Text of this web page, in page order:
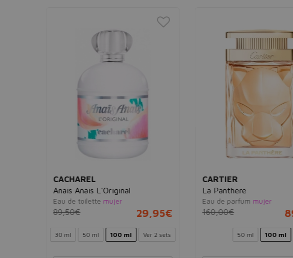
CARTIER
La Panthere
Eau de parfum mujer
160,00€ 89,95€
50 ml 100 ml
VERSACE
Red Jeans
Eau de toilette mujer
42,00€
75 ml